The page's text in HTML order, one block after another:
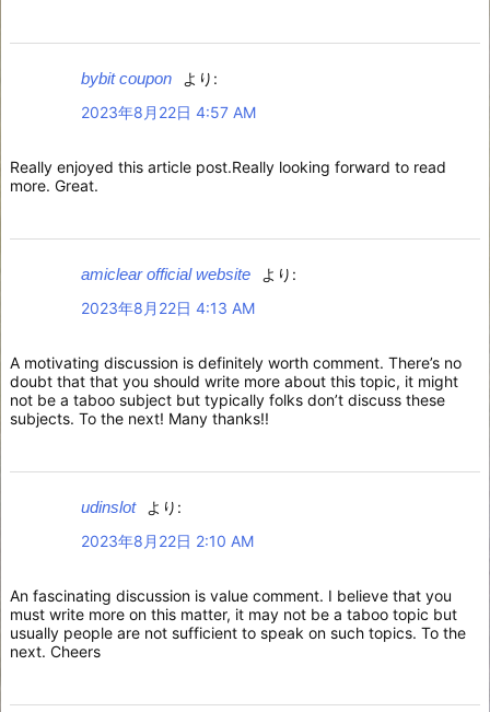
bybit coupon
より:
2023年8月22日 4:57 AM
Really enjoyed this article post.Really looking forward to read
more. Great.
amiclear official website
より:
2023年8月22日 4:13 AM
A motivating discussion is definitely worth comment. There’s no
doubt that that you should write more about this topic, it might
not be a taboo subject but typically folks don’t discuss these
subjects. To the next! Many thanks!!
udinslot
より:
2023年8月22日 2:10 AM
An fascinating discussion is value comment. I believe that you
must write more on this matter, it may not be a taboo topic but
usually people are not sufficient to speak on such topics. To the
next. Cheers